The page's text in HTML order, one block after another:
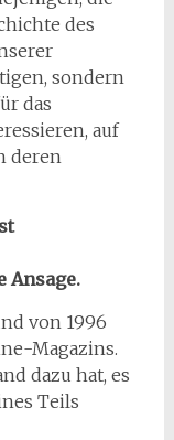
des
sondern
das
auf
deren
Ansage.
von 1996
Magazins.
dazu hat, es
Teils